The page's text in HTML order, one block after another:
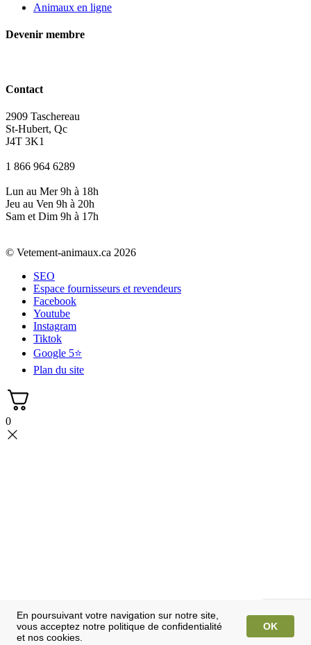
Animaux en ligne
Devenir membre
Contact
2909 Taschereau
St-Hubert, Qc
J4T 3K1
1 866 964 6289
Lun au Mer 9h à 18h
Jeu au Ven 9h à 20h
Sam et Dim 9h à 17h
© Vetement-animaux.ca 2026
SEO
Espace fournisseurs et revendeurs
Facebook
Youtube
Instagram
Tiktok
Google 5⭐
Plan du site
0
En poursuivant votre navigation sur notre site,
vous acceptez notre politique de confidentialité
et nos cookies.
OK